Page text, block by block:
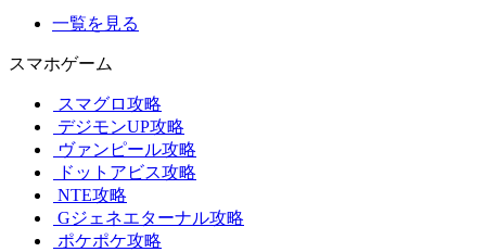
一覧を見る
スマホゲーム
スマグロ攻略
デジモンUP攻略
ヴァンピール攻略
ドットアビス攻略
NTE攻略
Gジェネエターナル攻略
ポケポケ攻略